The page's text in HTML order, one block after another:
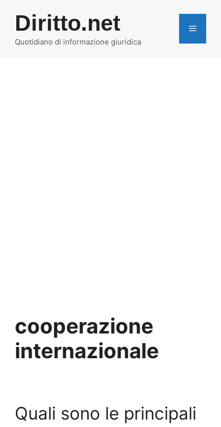
contenuto
Diritto.net
Quotidiano di informazione giuridica
MENU
cooperazione
internazionale
Quali sono le principali